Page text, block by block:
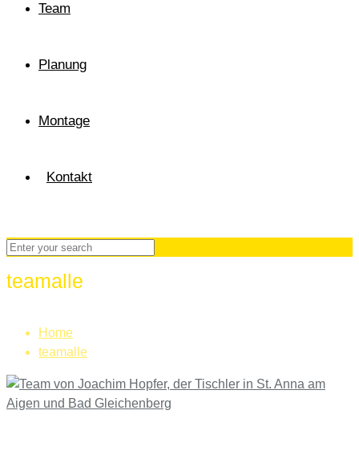
Team
Planung
Montage
Kontakt
teamalle
Home
teamalle